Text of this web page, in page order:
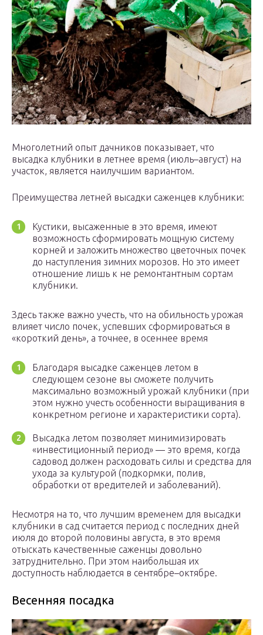
Многолетний опыт дачников показывает, что
высадка клубники в летнее время (июль–август) на
участок, является наилучшим вариантом.
Преимущества летней высадки саженцев клубники:
Кустики, высаженные в это время, имеют
возможность сформировать мощную систему
корней и заложить множество цветочных почек
до наступления зимних морозов. Но это имеет
отношение лишь к не ремонтантным сортам
клубники.
Здесь также важно учесть, что на обильность урожая
влияет число почек, успевших сформироваться в
«короткий день», а точнее, в осеннее время
Благодаря высадке саженцев летом в
следующем сезоне вы сможете получить
максимально возможный урожай клубники (при
этом нужно учесть особенности выращивания в
конкретном регионе и характеристики сорта).
Высадка летом позволяет минимизировать
«инвестиционный период» — это время, когда
садовод должен расходовать силы и средства для
ухода за культурой (подкормки, полив,
обработки от вредителей и заболеваний).
Несмотря на то, что лучшим временем для высадки
клубники в сад считается период с последних дней
июля до второй половины августа, в это время
отыскать качественные саженцы довольно
затруднительно. При этом наибольшая их
доступность наблюдается в сентябре–октябре.
Весенняя посадка